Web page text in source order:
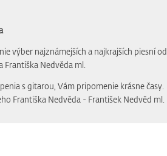
výber najznámejších a najkrajších piesní od
Nedvěda ml.
s gitarou, Vám pripomenie krásne časy.
Františka Nedvěda - František Nedvěd ml.